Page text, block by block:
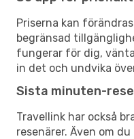
Priserna kan
begränsad
fungerar för dig,
in det och undvika
Sista minuten-
Travellink har också
resenärer. Även om